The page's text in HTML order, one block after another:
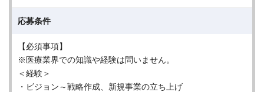
応募条件
【必須事項】
※医療業界での知識や経験は問いません。
＜経験＞
・ビジョン～戦略作成、新規事業の立ち上げ